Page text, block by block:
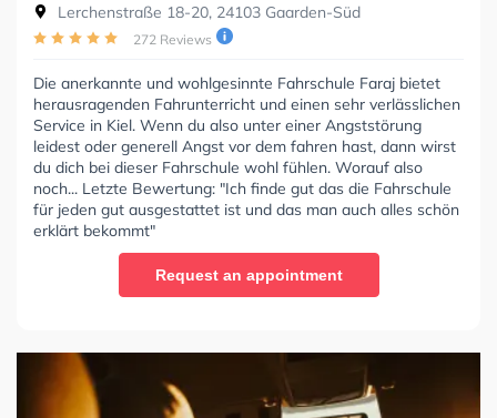
Lerchenstraße 18-20, 24103 Gaarden-Süd
272 Reviews
Die anerkannte und wohlgesinnte Fahrschule Faraj bietet
herausragenden Fahrunterricht und einen sehr verlässlichen
Service in Kiel. Wenn du also unter einer Angststörung
leidest oder generell Angst vor dem fahren hast, dann wirst
du dich bei dieser Fahrschule wohl fühlen. Worauf also
noch... Letzte Bewertung: "Ich finde gut das die Fahrschule
für jeden gut ausgestattet ist und das man auch alles schön
erklärt bekommt"
Request an appointment